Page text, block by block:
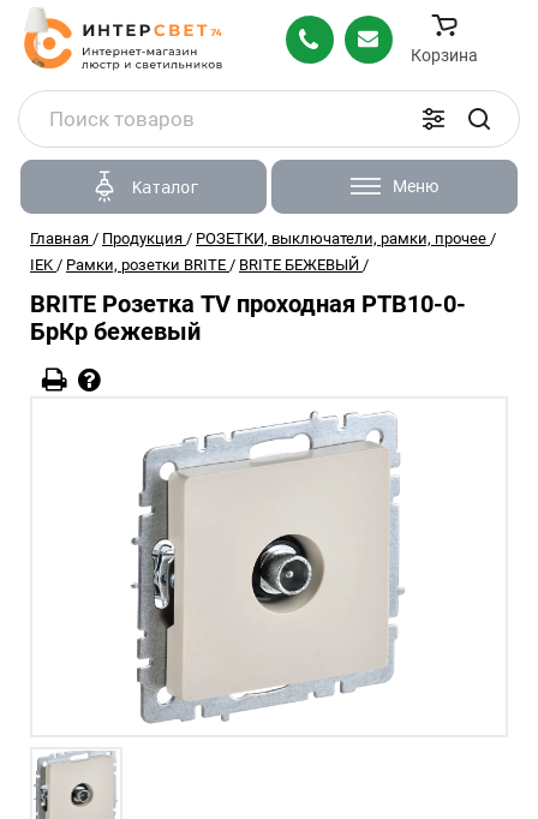
Корзина
Каталог Меню
Главная / Продукция / РОЗЕТКИ, выключатели, рамки, прочее /
IEK / Рамки, розетки BRITE / BRITE БЕЖЕВЫЙ /
BRITE Розетка TV проходная РТВ10-0-
БрКр бежевый